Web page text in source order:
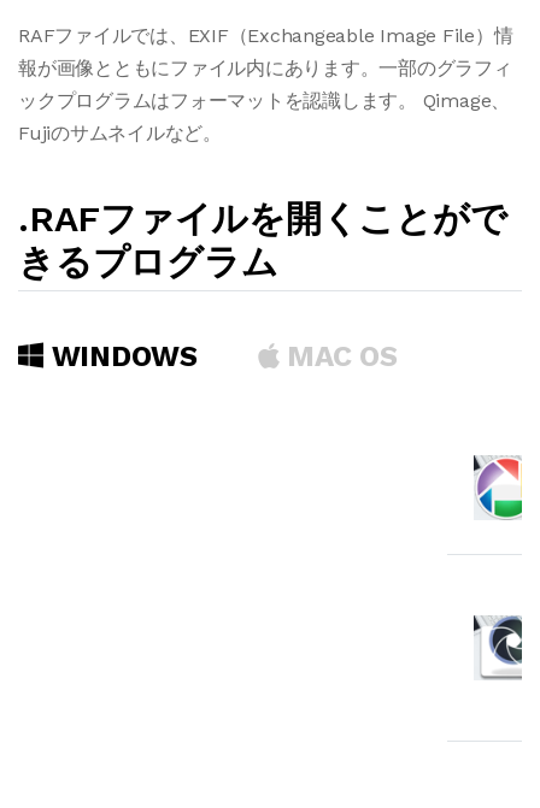
RAFファイルでは、EXIF（Exchangeable Image File）情
報が画像とともにファイル内にあります。一部のグラフィ
ックプログラムはフォーマットを認識します。 Qimage、
Fujiのサムネイルなど。
.RAFファイルを開くことがで
きるプログラム
WINDOWS MAC OS